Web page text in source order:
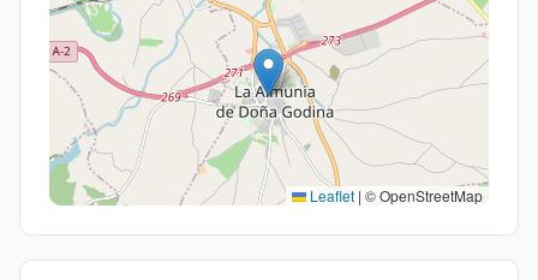
Leaflet | © OpenStreetMap